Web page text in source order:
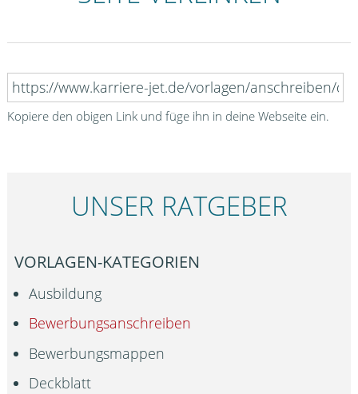
Kopiere den obigen Link und füge ihn in deine Webseite ein.
UNSER RATGEBER
VORLAGEN-KATEGORIEN
Ausbildung
Bewerbungsanschreiben
Bewerbungsmappen
Deckblatt